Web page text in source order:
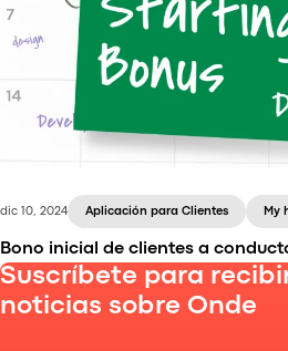
Conozca las notificaciones de
nueva función de la
compartir promociones,
actualizaciones importantes
usuarios de las aplicaciones
dic 10, 2024 Aplicación para Clientes My
Bono inicial de clientes a
Suscríbete para
noticias sobre Onde